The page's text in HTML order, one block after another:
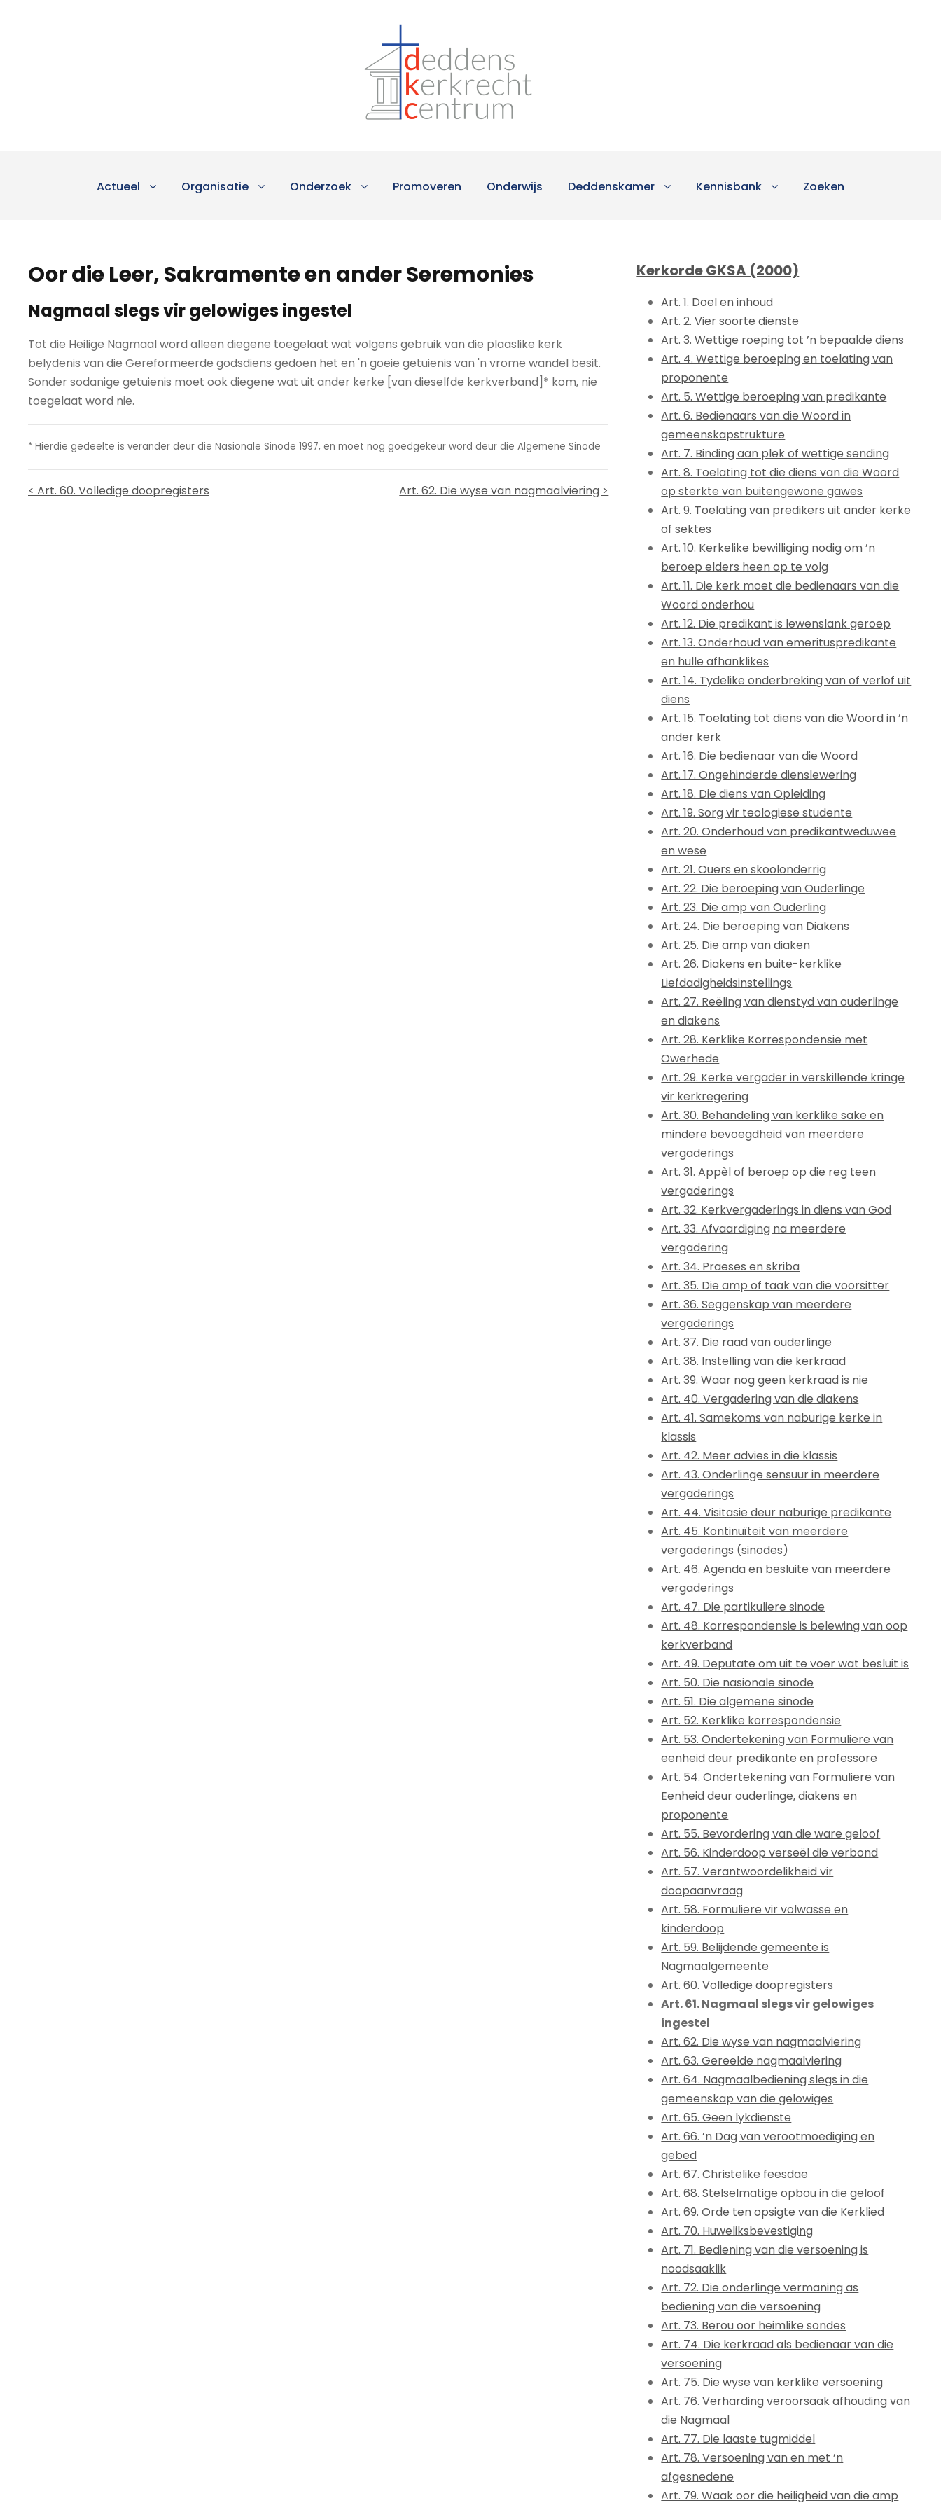
Actueel Organisatie Onderzoek Promoveren Onderwijs Deddenskamer Kennisbank Zoeken
Oor die Leer, Sakramente en ander Seremonies
Nagmaal slegs vir gelowiges ingestel
Tot die Heilige Nagmaal word alleen diegene toegelaat wat volgens gebruik van die plaaslike kerk
belydenis van die Gereformeerde godsdiens gedoen het en 'n goeie getuienis van 'n vrome wandel besit.
Sonder sodanige getuienis moet ook diegene wat uit ander kerke [van dieselfde kerkverband]* kom, nie
toegelaat word nie.
* Hierdie gedeelte is verander deur die Nasionale Sinode 1997, en moet nog goedgekeur word deur die Algemene Sinode
< Art. 60. Volledige doopregisters Art. 62. Die wyse van nagmaalviering >
Kerkorde GKSA (2000)
Art. 1. Doel en inhoud
Art. 2. Vier soorte dienste
Art. 3. Wettige roeping tot ’n bepaalde diens
Art. 4. Wettige beroeping en toelating van
proponente
Art. 5. Wettige beroeping van predikante
Art. 6. Bedienaars van die Woord in
gemeenskapstrukture
Art. 7. Binding aan plek of wettige sending
Art. 8. Toelating tot die diens van die Woord
op sterkte van buitengewone gawes
Art. 9. Toelating van predikers uit ander kerke
of sektes
Art. 10. Kerkelike bewilliging nodig om ’n
beroep elders heen op te volg
Art. 11. Die kerk moet die bedienaars van die
Woord onderhou
Art. 12. Die predikant is lewenslank geroep
Art. 13. Onderhoud van emerituspredikante
en hulle afhanklikes
Art. 14. Tydelike onderbreking van of verlof uit
diens
Art. 15. Toelating tot diens van die Woord in ’n
ander kerk
Art. 16. Die bedienaar van die Woord
Art. 17. Ongehinderde dienslewering
Art. 18. Die diens van Opleiding
Art. 19. Sorg vir teologiese studente
Art. 20. Onderhoud van predikantweduwee
en wese
Art. 21. Ouers en skoolonderrig
Art. 22. Die beroeping van Ouderlinge
Art. 23. Die amp van Ouderling
Art. 24. Die beroeping van Diakens
Art. 25. Die amp van diaken
Art. 26. Diakens en buite-kerklike
Liefdadigheidsinstellings
Art. 27. Reëling van dienstyd van ouderlinge
en diakens
Art. 28. Kerklike Korrespondensie met
Owerhede
Art. 29. Kerke vergader in verskillende kringe
vir kerkregering
Art. 30. Behandeling van kerklike sake en
mindere bevoegdheid van meerdere
vergaderings
Art. 31. Appèl of beroep op die reg teen
vergaderings
Art. 32. Kerkvergaderings in diens van God
Art. 33. Afvaardiging na meerdere
vergadering
Art. 34. Praeses en skriba
Art. 35. Die amp of taak van die voorsitter
Art. 36. Seggenskap van meerdere
vergaderings
Art. 37. Die raad van ouderlinge
Art. 38. Instelling van die kerkraad
Art. 39. Waar nog geen kerkraad is nie
Art. 40. Vergadering van die diakens
Art. 41. Samekoms van naburige kerke in
klassis
Art. 42. Meer advies in die klassis
Art. 43. Onderlinge sensuur in meerdere
vergaderings
Art. 44. Visitasie deur naburige predikante
Art. 45. Kontinuïteit van meerdere
vergaderings (sinodes)
Art. 46. Agenda en besluite van meerdere
vergaderings
Art. 47. Die partikuliere sinode
Art. 48. Korrespondensie is belewing van oop
kerkverband
Art. 49. Deputate om uit te voer wat besluit is
Art. 50. Die nasionale sinode
Art. 51. Die algemene sinode
Art. 52. Kerklike korrespondensie
Art. 53. Ondertekening van Formuliere van
eenheid deur predikante en professore
Art. 54. Ondertekening van Formuliere van
Eenheid deur ouderlinge, diakens en
proponente
Art. 55. Bevordering van die ware geloof
Art. 56. Kinderdoop verseël die verbond
Art. 57. Verantwoordelikheid vir
doopaanvraag
Art. 58. Formuliere vir volwasse en
kinderdoop
Art. 59. Belijdende gemeente is
Nagmaalgemeente
Art. 60. Volledige doopregisters
Art. 61. Nagmaal slegs vir gelowiges
ingestel
Art. 62. Die wyse van nagmaalviering
Art. 63. Gereelde nagmaalviering
Art. 64. Nagmaalbediening slegs in die
gemeenskap van die gelowiges
Art. 65. Geen lykdienste
Art. 66. ’n Dag van verootmoediging en
gebed
Art. 67. Christelike feesdae
Art. 68. Stelselmatige opbou in die geloof
Art. 69. Orde ten opsigte van die Kerklied
Art. 70. Huweliksbevestiging
Art. 71. Bediening van die versoening is
noodsaaklik
Art. 72. Die onderlinge vermaning as
bediening van die versoening
Art. 73. Berou oor heimlike sondes
Art. 74. Die kerkraad als bedienaar van die
versoening
Art. 75. Die wyse van kerklike versoening
Art. 76. Verharding veroorsaak afhouding van
die Nagmaal
Art. 77. Die laaste tugmiddel
Art. 78. Versoening van en met ’n
afgesnedene
Art. 79. Waak oor die heiligheid van die amp